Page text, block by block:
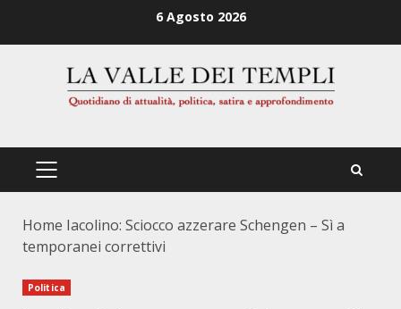
6 Agosto 2026
PRIMÄRES
Home Iacolino: Sciocco azzerare Schengen – Sì a
temporanei correttivi
Politica